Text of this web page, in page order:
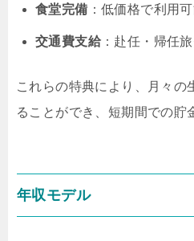
食堂完備 ：低価格で利用
交通費支給 ：赴任・帰任
これらの特典により、月々の
ることができ、短期間での貯
年収モデル